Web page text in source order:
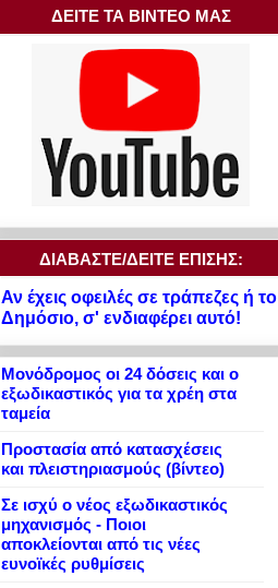
ΔΕΙΤΕ ΤΑ ΒΙΝΤΕΟ ΜΑΣ
ΔΙΑΒΑΣΤΕ/ΔΕΙΤΕ ΕΠΙΣΗΣ:
Αν έχεις οφειλές σε τράπεζες ή το
Δημόσιο, σ' ενδιαφέρει αυτό!
Μονόδρομος οι 24 δόσεις και ο
εξωδικαστικός για τα χρέη στα
ταμεία
Προστασία από κατασχέσεις
και πλειστηριασμούς (βίντεο)
Σε ισχύ ο νέος εξωδικαστικός
μηχανισμός - Ποιοι
αποκλείονται από τις νέες
ευνοϊκές ρυθμίσεις